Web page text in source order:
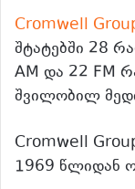
Cromwell
შტატებში 28
AM და 22 FM
შვილობილ
Cromwell
1969 წლიდან